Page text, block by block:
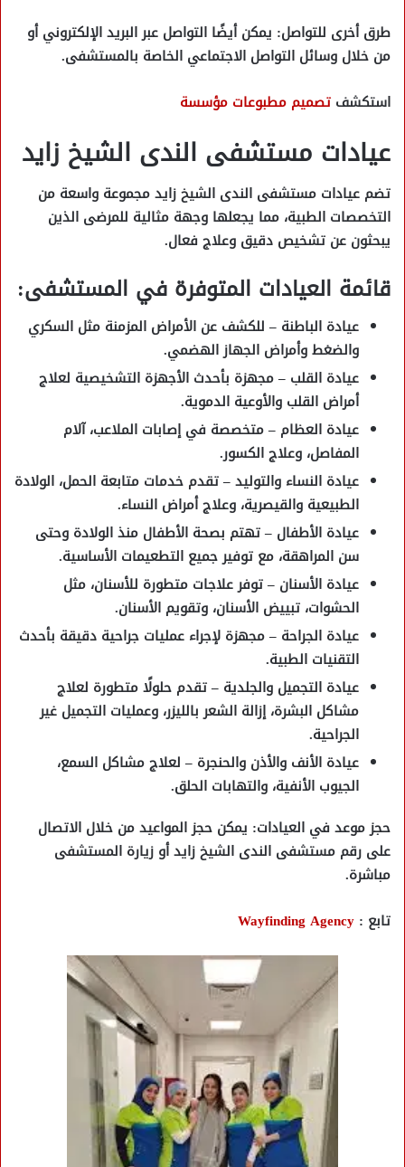
طرق أخرى للتواصل: يمكن أيضًا التواصل عبر البريد الإلكتروني أو
من خلال وسائل التواصل الاجتماعي الخاصة بالمستشفى.
استكشف تصميم مطبوعات مؤسسة
عيادات مستشفى الندى الشيخ زايد
تضم عيادات مستشفى الندى الشيخ زايدمجموعة واسعة من
التخصصات الطبية، مما يجعلها وجهة مثالية للمرضى الذين
يبحثون عن تشخيص دقيق وعلاج فعال.
قائمة العيادات المتوفرة في المستشفى:
عيادة الباطنة – للكشف عن الأمراض المزمنة مثل السكري
والضغط وأمراض الجهاز الهضمي.
عيادة القلب – مجهزة بأحدث الأجهزة التشخيصية لعلاج
أمراض القلب والأوعية الدموية.
عيادة العظام – متخصصة في إصابات الملاعب، آلام
المفاصل، وعلاج الكسور.
عيادة النساء والتوليد– تقدم خدمات متابعة الحمل، الولادة
الطبيعية والقيصرية، وعلاج أمراض النساء.
عيادة الأطفال – تهتم بصحة الأطفال منذ الولادة وحتى
سن المراهقة، مع توفير جميع التطعيمات الأساسية.
عيادة الأسنان – توفر علاجات متطورة للأسنان، مثل
الحشوات، تبييض الأسنان، وتقويم الأسنان.
عيادة الجراحة – مجهزة لإجراء عمليات جراحية دقيقة بأحدث
التقنيات الطبية.
عيادة التجميل والجلدية – تقدم حلولًا متطورة لعلاج
مشاكل البشرة، إزالة الشعر بالليزر، وعمليات التجميل غير
الجراحية.
عيادة الأنف والأذن والحنجرة – لعلاج مشاكل السمع،
الجيوب الأنفية، والتهابات الحلق.
حجز موعد في العيادات: يمكن حجز المواعيد من خلال الاتصال
على رقم مستشفى الندى الشيخ زايدأو زيارة المستشفى
مباشرة.
تابع : Wayfinding Agency